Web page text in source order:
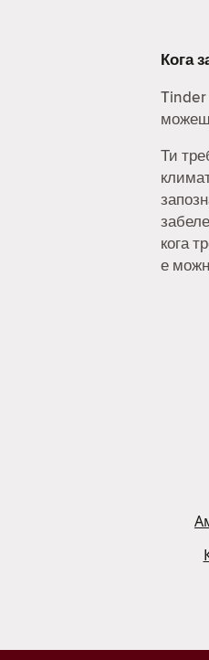
Кога
Tinder
можеш
Ти
кога
е